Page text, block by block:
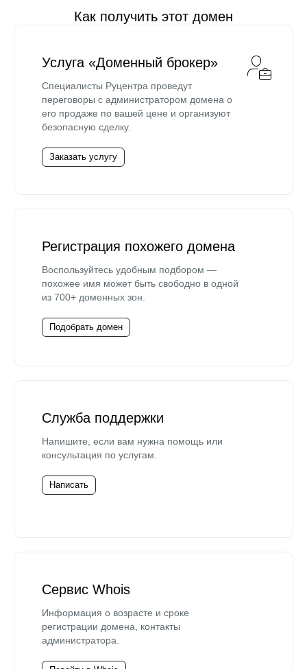
Как получить этот домен
Услуга «Доменный брокер»
Специалисты Руцентра проведут
переговоры с администратором домена о
его продаже по вашей цене и организуют
безопасную сделку.
Заказать услугу
Регистрация похожего домена
Воспользуйтесь удобным подбором —
похожее имя может быть свободно в одной
из 700+ доменных зон.
Подобрать домен
Служба поддержки
Напишите, если вам нужна помощь или
консультация по услугам.
Написать
Сервис Whois
Информация о возрасте и сроке
регистрации домена, контакты
администратора.